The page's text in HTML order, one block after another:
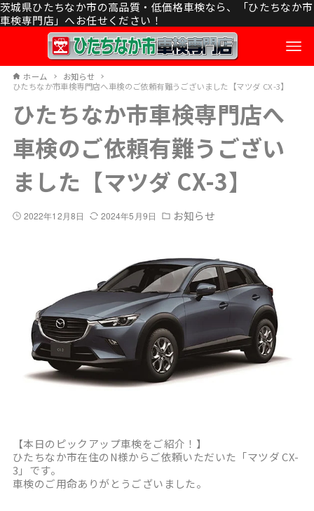
茨城県ひたちなか市の高品質・低価格車検なら、「ひたちなか市
車検専門店」へお任せください！
ホーム
お知らせ
ひたちなか市車検専門店へ車検のご依頼有難うございました【マツダ CX-3】
ひたちなか市車検専門店へ
車検のご依頼有難うござい
ました【マツダ CX-3】
2022年12月8日 2024年5月9日 お知らせ
【本日のピックアップ車検をご紹介！】
ひたちなか市在住のN様からご依頼いただいた「マツダ CX-
3」です。
車検のご用命ありがとうございました。